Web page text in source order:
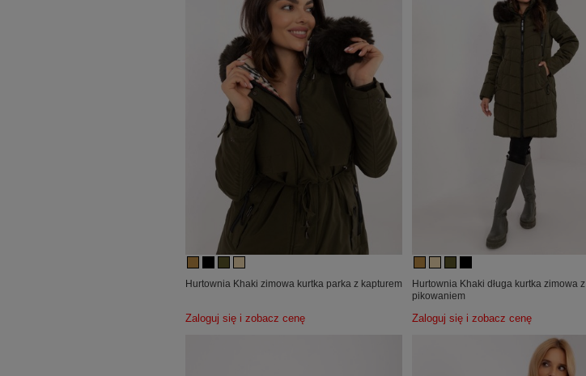
Hurtownia Khaki zimowa kurtka parka z kapturem
Zaloguj się i zobacz cenę
Hurtownia Khaki długa kurtka zimowa z
pikowaniem
Zaloguj się i zobacz cenę